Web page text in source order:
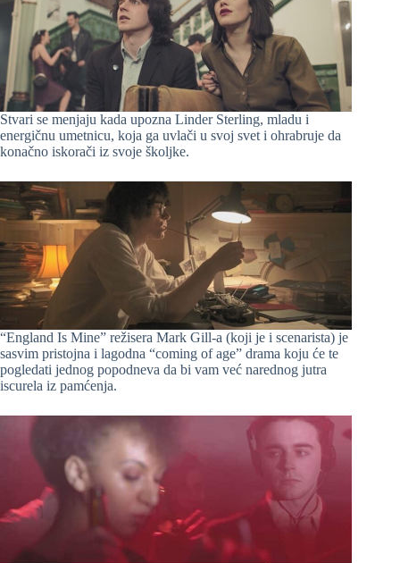
Stvari se menjaju kada upozna Linder Sterling, mladu i
energičnu umetnicu, koja ga uvlači u svoj svet i ohrabruje da
konačno iskorači iz svoje školjke.
“England Is Mine” režisera Mark Gill-a (koji je i scenarista) je
sasvim pristojna i lagodna “coming of age” drama koju će te
pogledati jednog popodneva da bi vam već narednog jutra
iscurela iz pamćenja.